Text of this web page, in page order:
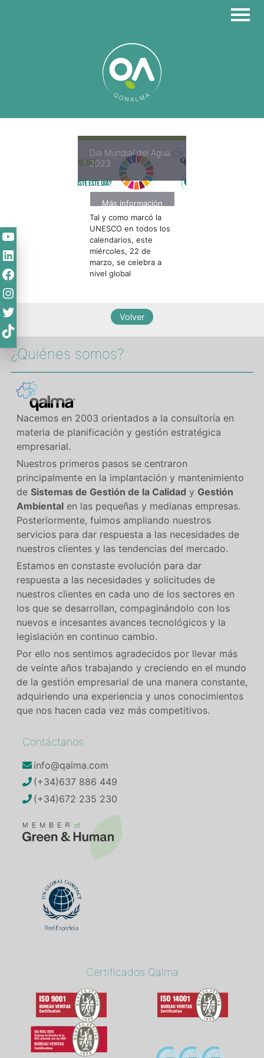
Dia Mundial del Agua
2023
Más información
Tal y como marcó la
UNESCO en todos los
calendarios, este
miércoles, 22 de
marzo, se celebra a
nivel global
¿Quiénes somos?​
Nacemos en 2003 orientados a la consultoría en
materia de planificación y gestión estratégica
empresarial.
Nuestros primeros pasos se centraron
principalmente en la implantación y mantenimiento
de Sistemas de Gestión de la Calidad y Gestión
Ambientalen las pequeñas y medianas empresas.
Posteriormente, fuimos ampliando nuestros
servicios para dar respuesta a las necesidades de
nuestros clientes y las tendencias del mercado.
Estamos en constaste evolución para dar
respuesta a las necesidades y solicitudes de
nuestros clientes en cada uno de los sectores en
los que se desarrollan, compaginándolo con los
nuevos e incesantes avances tecnológicos y la
legislación en continuo cambio.
Por ello nos sentimos agradecidos por llevar más
de veinte años trabajando y creciendo en el mundo
de la gestión empresarial de una manera constante,
adquiriendo una experiencia y unos conocimientos
que nos hacen cada vez más competitivos.
Contáctanos
info@qalma.com
(+34)637 886 449
(+34)672 235 230
Certificados Qalma
YouTube
LinkedIn
Facebook
Instagram
Twitter
TikTok